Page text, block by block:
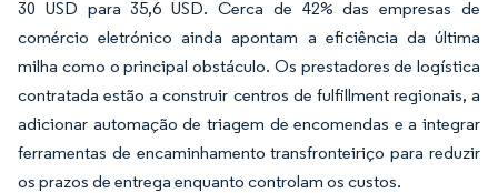
30 USD para 35,6 USD. Cerca de 42% das empresas de
comércio eletrónico ainda apontam a eficiência da última
milha como o principal obstáculo. Os prestadores de logística
contratada estão a construir centros de fulfillment regionais, a
adicionar automação de triagem de encomendas e a integrar
ferramentas de encaminhamento transfronteiriço para reduzir
os prazos de entrega enquanto controlam os custos.